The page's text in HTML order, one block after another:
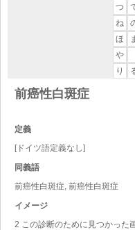
つ
ね
ほ
や
り
前癌性白斑症
定義
[ドイツ語定義なし]
同義語
前癌性白斑症, 前癌性白斑症
イメージ
2 この診断のために見つかった